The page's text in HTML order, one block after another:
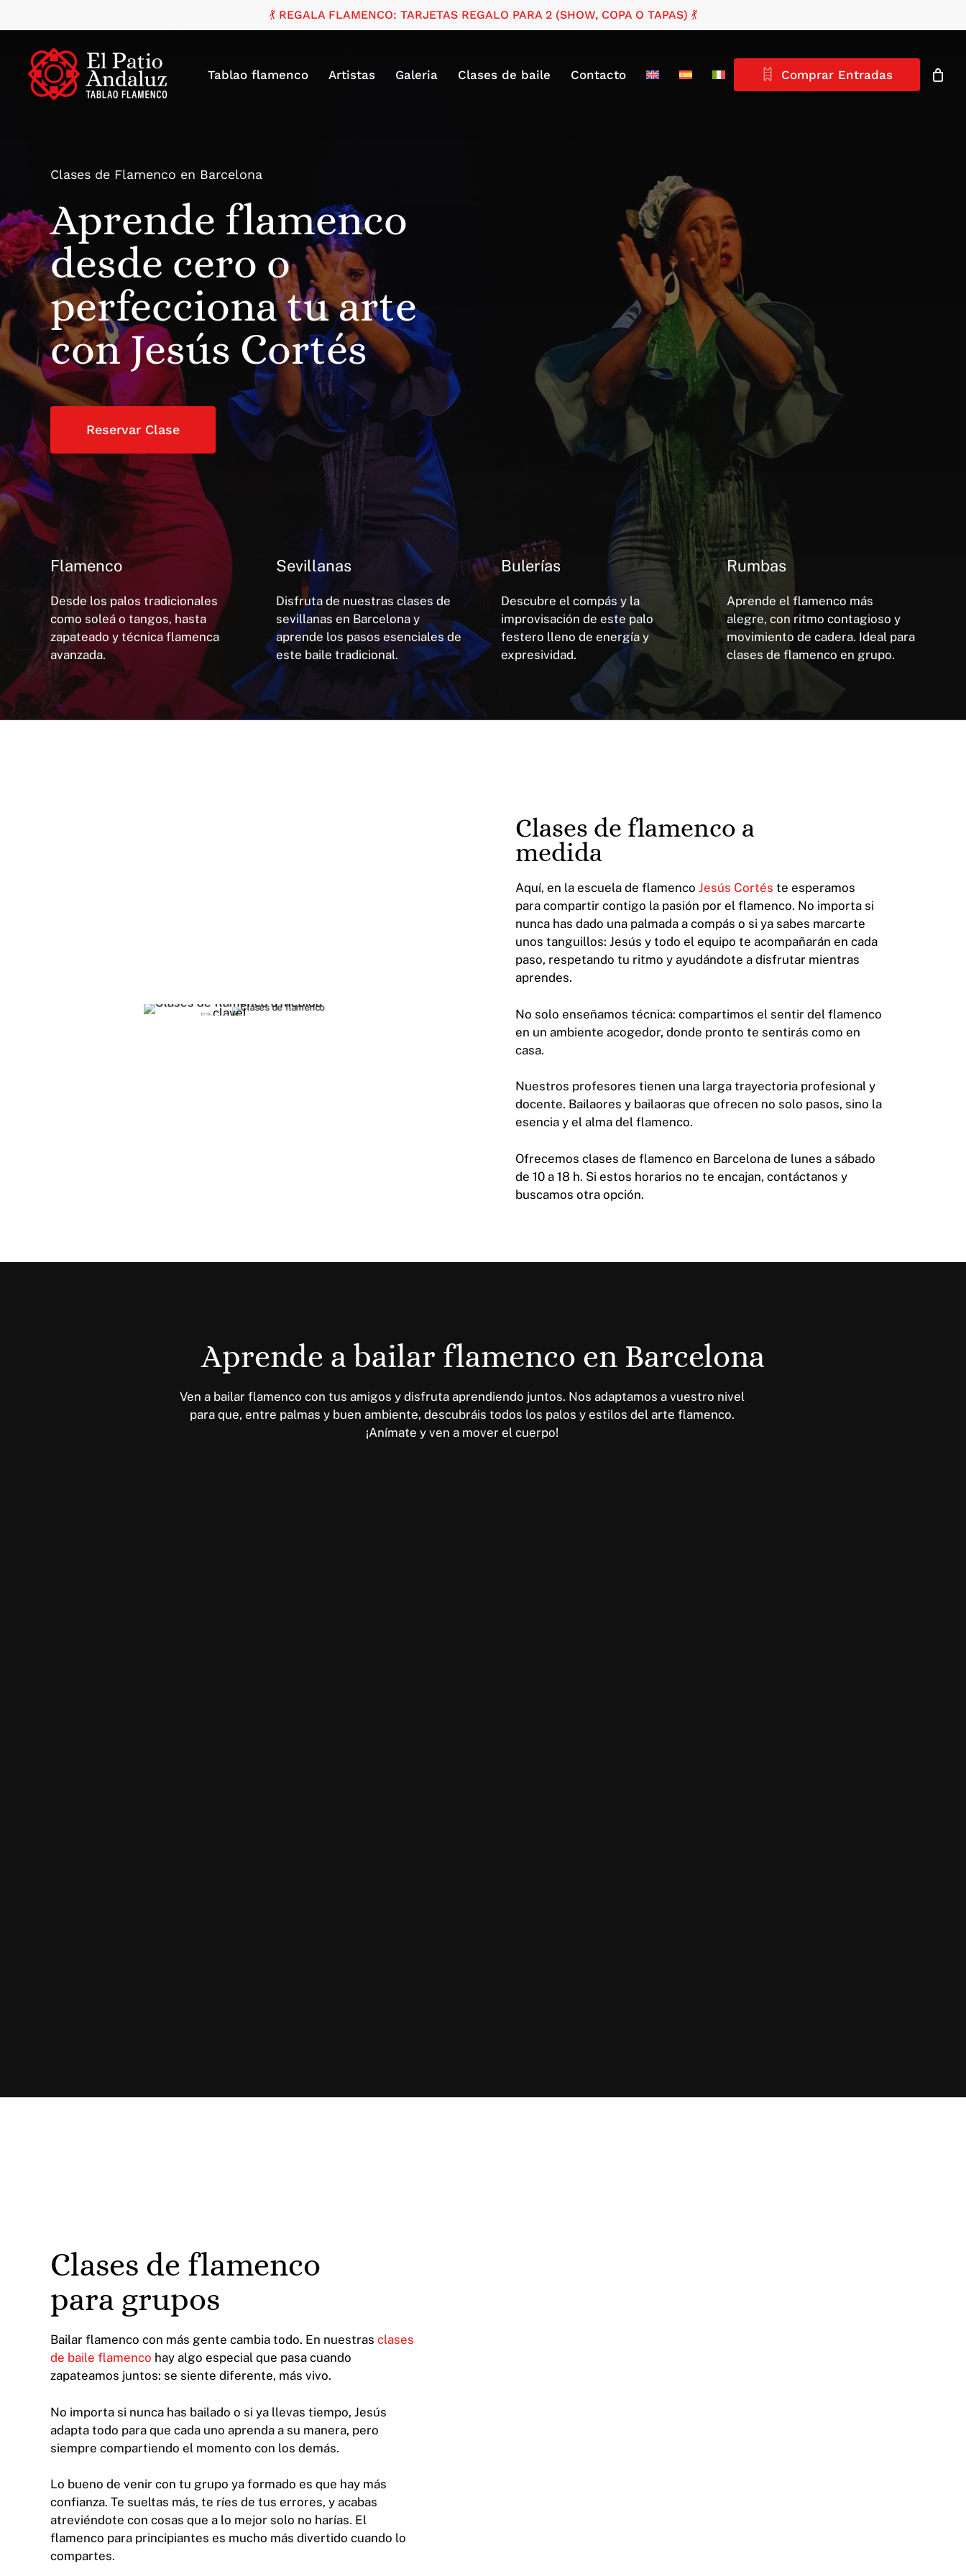
content
💃 REGALA FLAMENCO: TARJETAS REGALO PARA 2 (SHOW, COPA O TAPAS) 💃
Tablao flamenco Artistas Galeria Clases de baile Contacto Comprar Entradas
Cart Close
Clases de Flamenco en Barcelona
Aprende flamenco
desde cero o
perfecciona tu arte
con Jesús Cortés
Reservar Clase
Flamenco
Desde los palos tradicionales
como soleá o tangos, hasta
zapateado y técnica flamenca
avanzada.
Sevillanas
Disfruta de nuestras clases de
sevillanas en Barcelona y
aprende los pasos esenciales de
este baile tradicional.
Bulerías
Descubre el compás y la
improvisación de este palo
festero lleno de energía y
expresividad.
Rumbas
Aprende el flamenco más
alegre, con ritmo contagioso y
movimiento de cadera. Ideal para
clases de flamenco en grupo.
Clases de flamenco a
medida
Aquí, en la escuela de flamenco Jesús Cortés te esperamos
para compartir contigo la pasión por el flamenco. No importa si
nunca has dado una palmada a compás o si ya sabes marcarte
unos tanguillos: Jesús y todo el equipo te acompañarán en cada
paso, respetando tu ritmo y ayudándote a disfrutar mientras
aprendes.
No solo enseñamos técnica: compartimos el sentir del flamenco
en un ambiente acogedor, donde pronto te sentirás como en
casa.
Nuestros profesores tienen una larga trayectoria profesional y
docente. Bailaores y bailaoras que ofrecen no solo pasos, sino la
esencia y el alma del flamenco.
Ofrecemos clases de flamenco en Barcelona de lunes a sábado
de 10 a 18 h. Si estos horarios no te encajan, contáctanos y
buscamos otra opción.
Aprende a bailar flamenco en Barcelona
Ven a bailar flamenco con tus amigos y disfruta aprendiendo juntos. Nos adaptamos a vuestro nivel
para que, entre palmas y buen ambiente, descubráis todos los palos y estilos del arte flamenco.
¡Anímate y ven a mover el cuerpo!
Clases de flamenco
para grupos
Bailar flamenco con más gente cambia todo. En nuestras clases
de baile flamenco hay algo especial que pasa cuando
zapateamos juntos: se siente diferente, más vivo.
No importa si nunca has bailado o si ya llevas tiempo, Jesús
adapta todo para que cada uno aprenda a su manera, pero
siempre compartiendo el momento con los demás.
Lo bueno de venir con tu grupo ya formado es que hay más
confianza. Te sueltas más, te ríes de tus errores, y acabas
atreviéndote con cosas que a lo mejor solo no harías. El
flamenco para principiantes es mucho más divertido cuando lo
compartes.